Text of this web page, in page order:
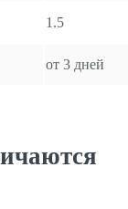
1.5
от 3 дней